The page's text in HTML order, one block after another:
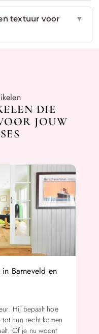
textuur voor
▼
DIE
JOUW
Barneveld en
Hij bepaalt hoe
hun recht komen
Of je nu woont